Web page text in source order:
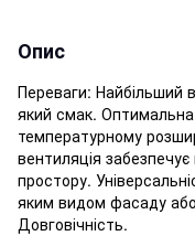
Опис
Переваги: Найбільший
який смак.
температурному
вентиляція забезпечує
простору.
яким видом фасаду
Довговічність.